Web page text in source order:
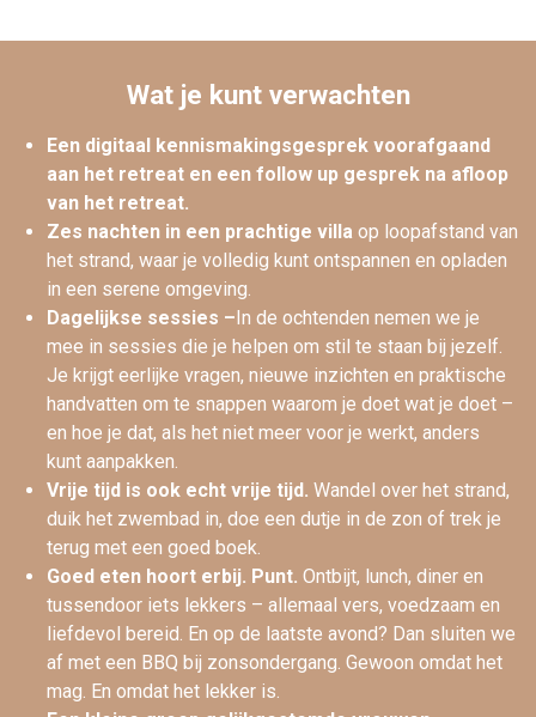
Wat je kunt verwachten
Een digitaal kennismakingsgesprek voorafgaand
aan het retreat en een follow up gesprek na afloop
van het retreat.
Zes nachten in een prachtige villa op loopafstand van
het strand, waar je volledig kunt ontspannen en opladen
in een serene omgeving.
Dagelijkse sessies –In de ochtenden nemen we je
mee in sessies die je helpen om stil te staan bij jezelf.
Je krijgt eerlijke vragen, nieuwe inzichten en praktische
handvatten om te snappen waarom je doet wat je doet –
en hoe je dat, als het niet meer voor je werkt, anders
kunt aanpakken.
Vrije tijd is ook echt vrije tijd. Wandel over het strand,
duik het zwembad in, doe een dutje in de zon of trek je
terug met een goed boek.
Goed eten hoort erbij. Punt. Ontbijt, lunch, diner en
tussendoor iets lekkers – allemaal vers, voedzaam en
liefdevol bereid. En op de laatste avond? Dan sluiten we
af met een BBQ bij zonsondergang. Gewoon omdat het
mag. En omdat het lekker is.